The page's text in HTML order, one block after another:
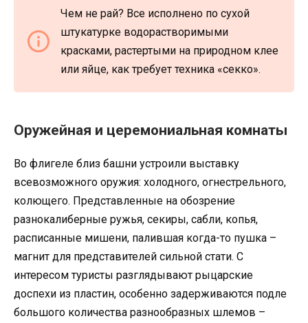
Чем не рай? Все исполнено по сухой
штукатурке водорастворимыми
красками, растертыми на природном клее
или яйце, как требует техника «секко».
Оружейная и церемониальная комнаты
Во флигеле близ башни устроили выставку
всевозможного оружия: холодного, огнестрельного,
колющего. Представленные на обозрение
разнокалиберные ружья, секиры, сабли, копья,
расписанные мишени, палившая когда-то пушка –
магнит для представителей сильной стати. С
интересом туристы разглядывают рыцарские
доспехи из пластин, особенно задерживаются подле
большого количества разнообразных шлемов –